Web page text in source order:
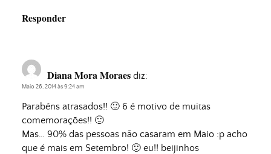
Responder
Diana Mora Moraes diz:
Maio 26, 2014 às 9:24 am
Parabéns atrasados!! 🙂 6 é motivo de muitas
comemorações!! 🙂
Mas… 90% das pessoas não casaram em Maio :p acho
que é mais em Setembro! 🙂 eu!! beijinhos